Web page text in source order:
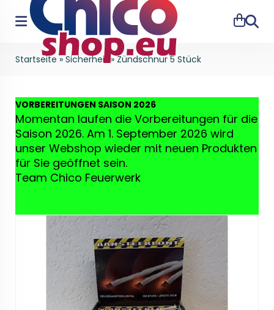
Suche
Startseite »Sicherheit »Zündschnur 5 Stück
VORBEREITUNGEN SAISON 2026
Momentan laufen die Vorbereitungen für die
Saison 2026. Am 1. September 2026 wird
unser Webshop wieder mit neuen Produkten
für Sie geöffnet sein.
Team Chico Feuerwerk